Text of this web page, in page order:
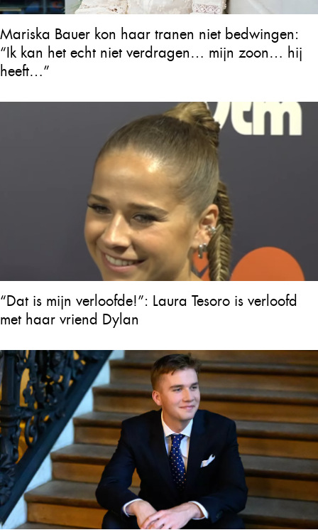
Mariska Bauer kon haar tranen niet bedwingen:
“Ik kan het echt niet verdragen… mijn zoon… hij
heeft…”
“Dat is mijn verloofde!”: Laura Tesoro is verloofd
met haar vriend Dylan